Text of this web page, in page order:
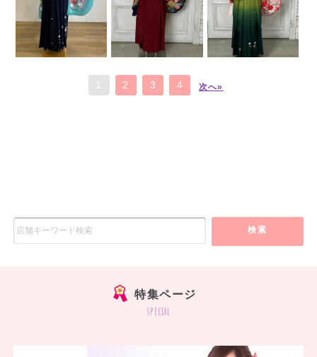
2 3 4 次へ»
検索
特集ページ
special